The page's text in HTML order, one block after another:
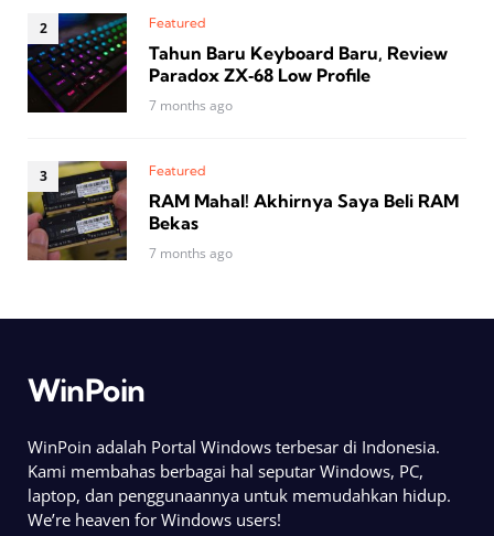
Featured
Tahun Baru Keyboard Baru, Review
Paradox ZX‑68 Low Profile
7 months ago
Featured
RAM Mahal! Akhirnya Saya Beli RAM
Bekas
7 months ago
WinPoin
WinPoin adalah Portal Windows terbesar di Indonesia.
Kami membahas berbagai hal seputar Windows, PC,
laptop, dan penggunaannya untuk memudahkan hidup.
We’re heaven for Windows users!